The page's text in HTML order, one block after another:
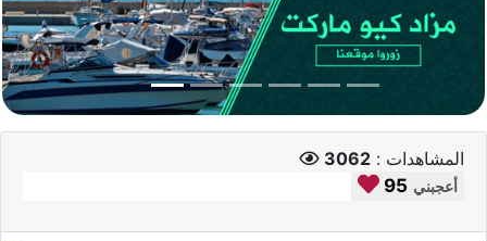
المشاهدات : 3062
95 أعجبني